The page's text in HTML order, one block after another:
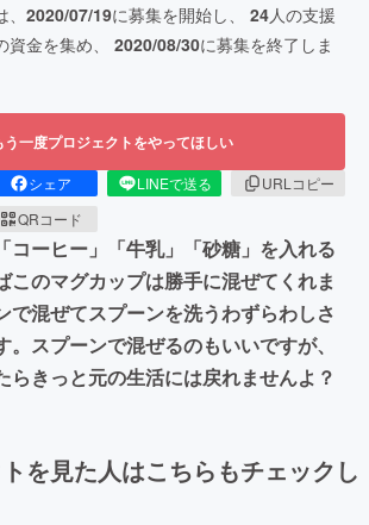
2020/07/19に募集を開始し、 24人の支援
資金を集め、 2020/08/30に募集を終了しま
う一度プロジェクトをやってほしい
シェア LINEで送る
URLコピー
QRコード
コーヒー」「牛乳」「砂糖」を入れる
このマグカップは勝手に混ぜてくれま
で混ぜてスプーンを洗うわずらわしさ
スプーンで混ぜるのもいいですが、
らきっと元の生活には戻れませんよ？
を見た人はこちらもチェックし